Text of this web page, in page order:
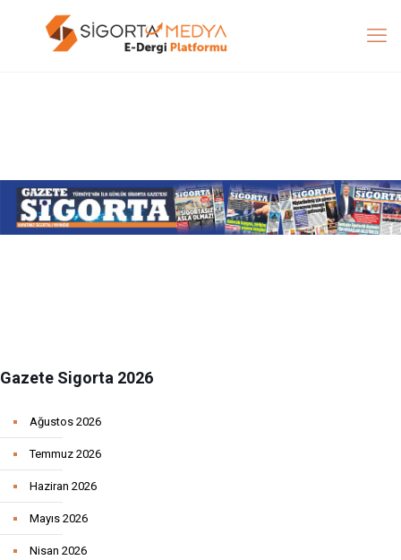
Gazete Sigorta 2026
Ağustos 2026
Temmuz 2026
Haziran 2026
Mayıs 2026
Nisan 2026